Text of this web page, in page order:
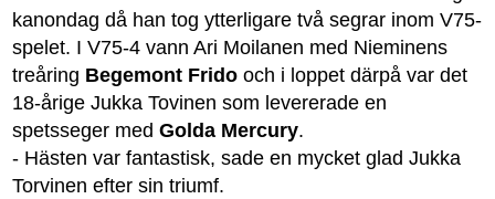
kanondag då han tog ytterligare två segrar inom V75-
spelet. I V75-4 vann Ari Moilanen med Nieminens
treåring Begemont Frido och i loppet därpå var det
18-årige Jukka Tovinen som levererade en
spetsseger medGolda Mercury.
- Hästen var fantastisk, sade en mycket glad Jukka
Torvinen efter sin triumf.